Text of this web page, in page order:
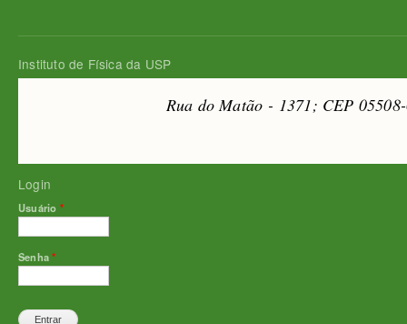
Instituto de Física da USP
Rua do Matão - 1371; CEP
Login
Usuário *
Senha*